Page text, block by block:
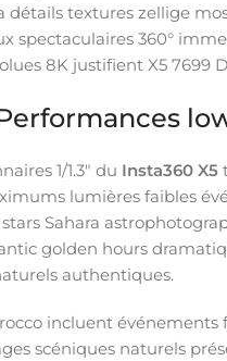
détails textures zellige
spectaculaires 360°
8K justifient X5 7699
Performances
1/1.3″ du Insta360 X5
lumières faibles
Sahara
golden hours
authentiques.
incluent événements
scéniques naturels